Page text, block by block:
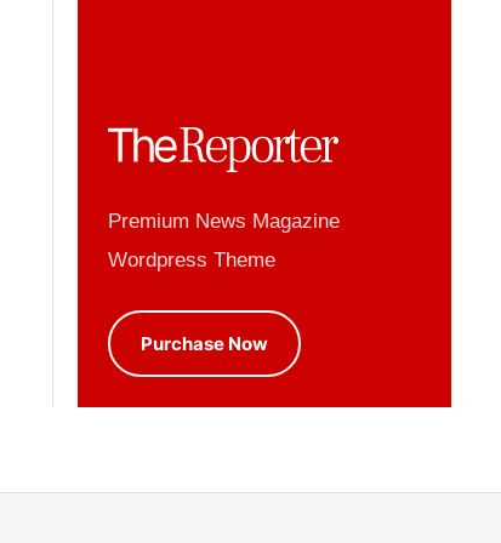
Premium News Magazine
Wordpress Theme
Purchase Now